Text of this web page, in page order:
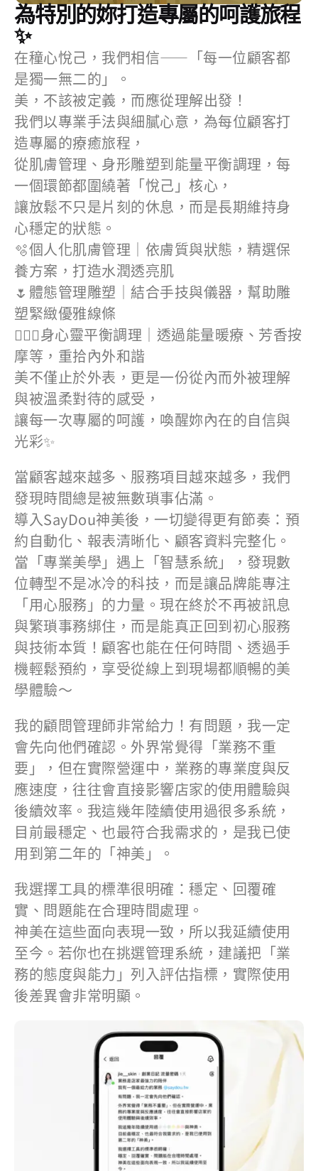
為特別的妳打造專屬的呵護旅程
✨
在穜心悅己，我們相信——「每一位顧客都
是獨一無二的」。
美，不該被定義，而應從理解出發！
我們以專業手法與細膩心意，為每位顧客打
造專屬的療癒旅程，
從肌膚管理、身形雕塑到能量平衡調理，每
一個環節都圍繞著「悅己」核心，
讓放鬆不只是片刻的休息，而是長期維持身
心穩定的狀態。
🫧個人化肌膚管理｜依膚質與狀態，精選保
養方案，打造水潤透亮肌
🌷體態管理雕塑｜結合手技與儀器，幫助雕
塑緊緻優雅線條
🧖🏻‍♀️身心靈平衡調理｜透過能量暖療、芳香按
摩等，重拾內外和諧
美不僅止於外表，更是一份從內而外被理解
與被溫柔對待的感受，
讓每一次專屬的呵護，喚醒妳內在的自信與
光彩✨
當顧客越來越多、服務項目越來越多，我們
發現時間總是被無數瑣事佔滿。
導入SayDou神美後，一切變得更有節奏：預
約自動化、報表清晰化、顧客資料完整化。
當「專業美學」遇上「智慧系統」，發現數
位轉型不是冰冷的科技，而是讓品牌能專注
「用心服務」的力量。現在終於不再被訊息
與繁瑣事務綁住，而是能真正回到初心服務
與技術本質！顧客也能在任何時間、透過手
機輕鬆預約，享受從線上到現場都順暢的美
學體驗～
我的顧問管理師非常給力！有問題，我一定
會先向他們確認。外界常覺得「業務不重
要」，但在實際營運中，業務的專業度與反
應速度，往往會直接影響店家的使用體驗與
後續效率。我這幾年陸續使用過很多系統，
目前最穩定、也最符合我需求的，是我已使
用到第二年的「神美」。
我選擇工具的標準很明確：穩定、回覆確
實、問題能在合理時間處理。
神美在這些面向表現一致，所以我延續使用
至今。若你也在挑選管理系統，建議把「業
務的態度與能力」列入評估指標，實際使用
後差異會非常明顯。